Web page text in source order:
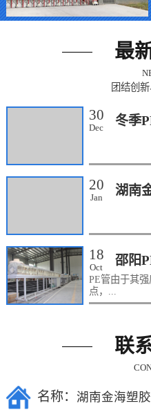
最
团结创
30
Dec 冬季
20
Jan 湖南
18
Oct 邵阳
PE管由于其
点，...
联
名称： 湖南金海塑